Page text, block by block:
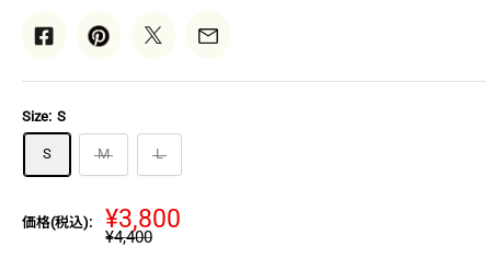
Size: S
S M L
価格(税込):
販
売
¥3,800
通
¥4,400